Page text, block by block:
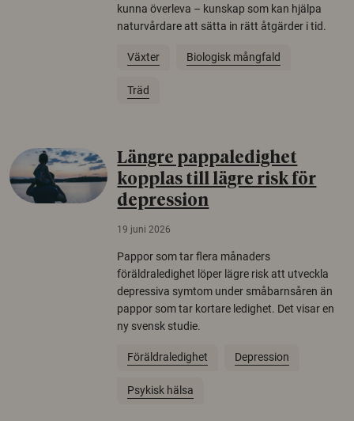
kunna överleva – kunskap som kan hjälpa
naturvårdare att sätta in rätt åtgärder i tid.
Växter Biologisk mångfald
Träd
Längre pappaledighet
kopplas till lägre risk för
depression
19 juni 2026
Pappor som tar flera månaders
föräldraledighet löper lägre risk att utveckla
depressiva symtom under småbarnsåren än
pappor som tar kortare ledighet. Det visar en
ny svensk studie.
Föräldraledighet Depression
Psykisk hälsa